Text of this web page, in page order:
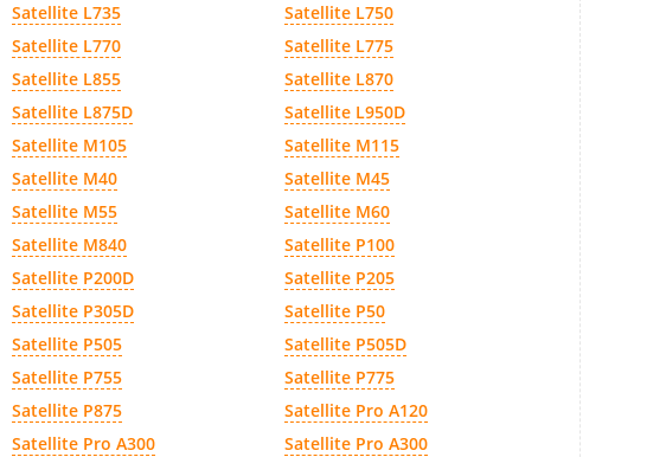
Satellite L735
Satellite L750
Satellite L770
Satellite L775
Satellite L855
Satellite L870
Satellite L875D
Satellite L950D
Satellite M105
Satellite M115
Satellite M40
Satellite M45
Satellite M55
Satellite M60
Satellite M840
Satellite P100
Satellite P200D
Satellite P205
Satellite P305D
Satellite P50
Satellite P505
Satellite P505D
Satellite P755
Satellite P775
Satellite P875
Satellite Pro A120
Satellite Pro A300
Satellite Pro A300